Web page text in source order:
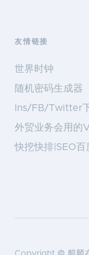
友情链接
世界时钟
随机密码生成器
Ins/FB/Twitter
外贸业务会用的
快挖快排|SEO百